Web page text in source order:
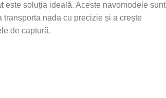
este soluția ideală. Aceste navomodele sunt
transporta nada cu precizie și a crește
de captură.